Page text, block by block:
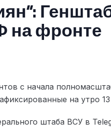
на фронте
с начала
на утро 13
штаба ВСУ в